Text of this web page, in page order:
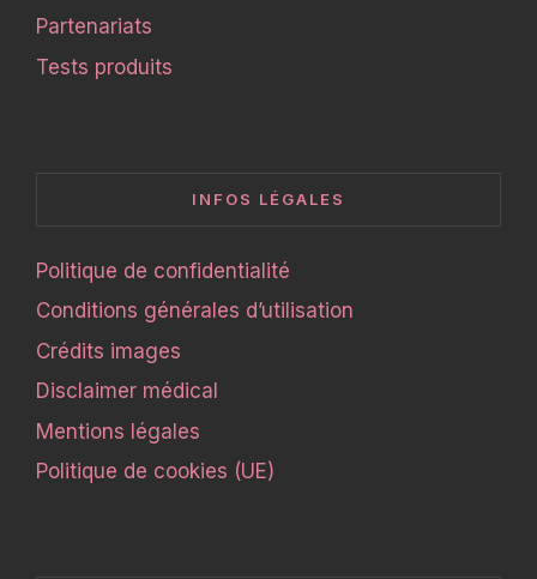
Partenariats
Tests produits
INFOS LÉGALES
Politique de confidentialité
Conditions générales d’utilisation
Crédits images
Disclaimer médical
Mentions légales
Politique de cookies (UE)